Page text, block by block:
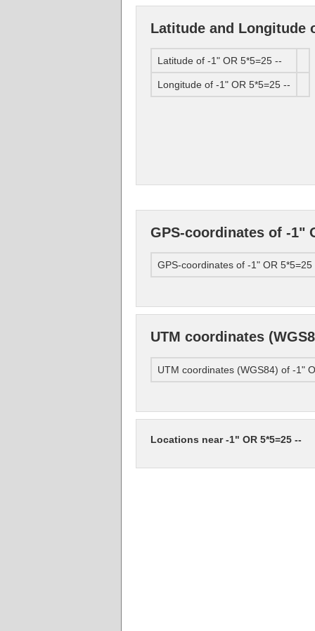
Latitude and Longitude
Latitude of -1" OR 5*5=25 --
Longitude of -1" OR 5*5=25 --
GPS-coordinates of -1"
GPS-coordinates of -1" OR 5*5=25
UTM coordinates
UTM coordinates (WGS84) of -1"
Locations near -1" OR 5*5=25 --